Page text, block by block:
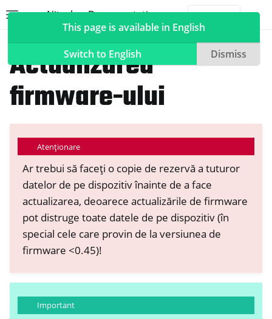
Nitrokey Documentation
navigation of Nitrokey 3
navigation of Nitrokey Passkey
navigation of Nitrokey FIDO2
navigation of Nitrokey HSM 2
navigation of Nitrokey Pro 2
Actualizarea
firmware-ului
Atenționare
Ar trebui să faceți o copie de rezervă a tuturor
datelor de pe dispozitiv înainte de a face
actualizarea, deoarece actualizările de firmware
pot distruge toate datele de pe dispozitiv (în
special cele care provin de la versiunea de
firmware <0.45)!
Important
This page is available in English
Switch to English
Dismiss